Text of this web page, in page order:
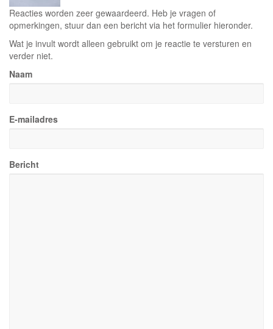
Reacties worden zeer gewaardeerd. Heb je vragen of
opmerkingen, stuur dan een bericht via het formulier hieronder.
Wat je invult wordt alleen gebruikt om je reactie te versturen en
verder niet.
Naam
E-mailadres
Bericht